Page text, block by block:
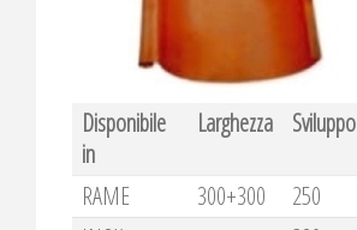
Disponibile
in
Larghezza Sviluppo
RAME
300+300 250